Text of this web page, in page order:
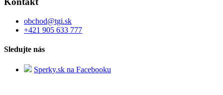
obchod@tgi.sk
+421 905 633 777
Sledujte nás
Sperky.sk na Facebooku